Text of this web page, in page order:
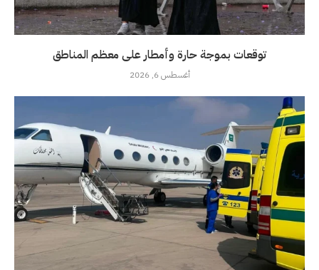
توقعات بموجة حارة وأمطار على معظم المناطق
أغسطس 6, 2026